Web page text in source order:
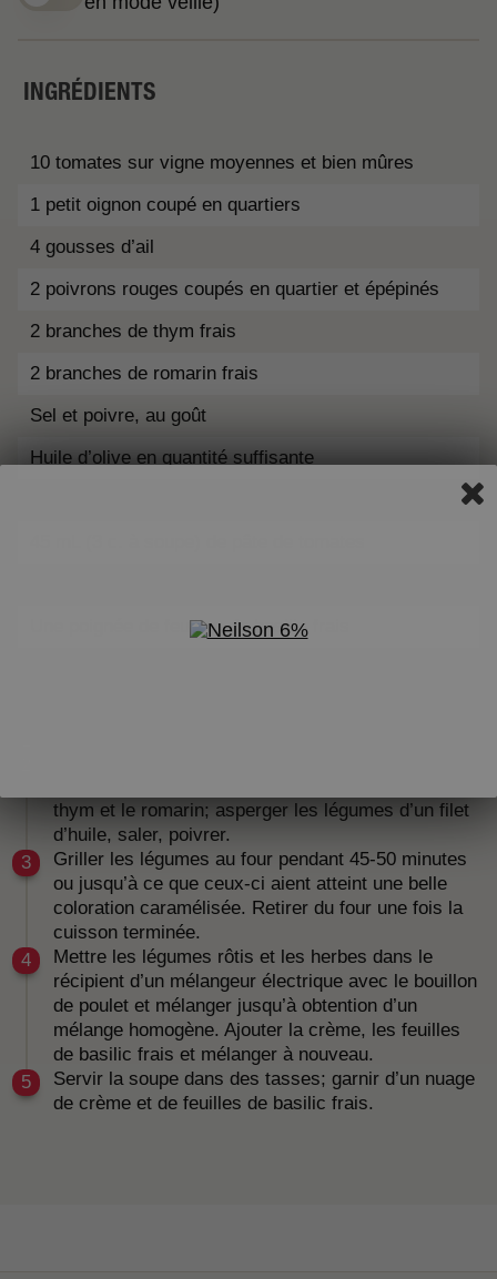
INGRÉDIENTS
10 tomates sur vigne moyennes et bien mûres
1 petit oignon coupé en quartiers
4 gousses d’ail
2 poivrons rouges coupés en quartier et épépinés
2 branches de thym frais
2 branches de romarin frais
Sel et poivre, au goût
Huile d’olive en quantité suffisante
Une poignée de feuilles de basilic frais
thym et le romarin; asperger les légumes d’un filet
d’huile, saler, poivrer.
Griller les légumes au four pendant 45-50 minutes
ou jusqu’à ce que ceux-ci aient atteint une belle
coloration caramélisée. Retirer du four une fois la
cuisson terminée.
Mettre les légumes rôtis et les herbes dans le
récipient d’un mélangeur électrique avec le bouillon
de poulet et mélanger jusqu’à obtention d’un
mélange homogène. Ajouter la crème, les feuilles
de basilic frais et mélanger à nouveau.
Servir la soupe dans des tasses; garnir d’un nuage
de crème et de feuilles de basilic frais.